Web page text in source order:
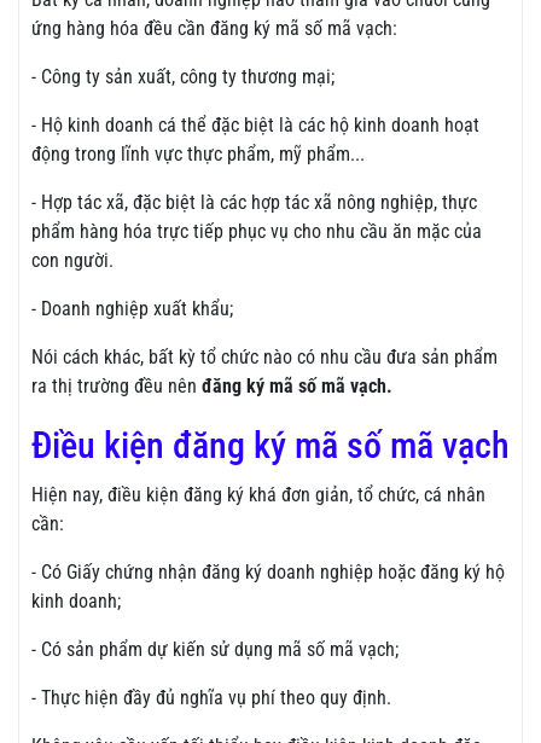
ứng hàng hóa đều cần đăng ký mã số mã vạch:
- Công ty sản xuất, công ty thương mại;
- Hộ kinh doanh cá thể đặc biệt là các hộ kinh doanh hoạt
động trong lĩnh vực thực phẩm, mỹ phẩm...
- Hợp tác xã, đặc biệt là các hợp tác xã nông nghiệp, thực
phẩm hàng hóa trực tiếp phục vụ cho nhu cầu ăn mặc của
con người.
- Doanh nghiệp xuất khẩu;
Nói cách khác, bất kỳ tổ chức nào có nhu cầu đưa sản phẩm
ra thị trường đều nên đăng ký mã số mã vạch.
Điều kiện đăng ký mã số mã vạch
Hiện nay, điều kiện đăng ký khá đơn giản, tổ chức, cá nhân
cần:
- Có Giấy chứng nhận đăng ký doanh nghiệp hoặc đăng ký hộ
kinh doanh;
- Có sản phẩm dự kiến sử dụng mã số mã vạch;
- Thực hiện đầy đủ nghĩa vụ phí theo quy định.